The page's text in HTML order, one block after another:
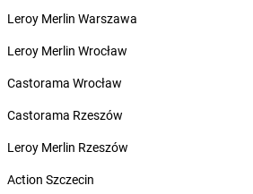
Żabka Borek Stary
Żabka Borkowo
Żabka Borne Sulinowo
Żabka Borowa
Żabka Borowianka
Żabka Borówno
Leroy Merlin Warszawa
Leroy Merlin Wrocław
Castorama Wrocław
Castorama Rzeszów
Leroy Merlin Rzeszów
Action Szczecin